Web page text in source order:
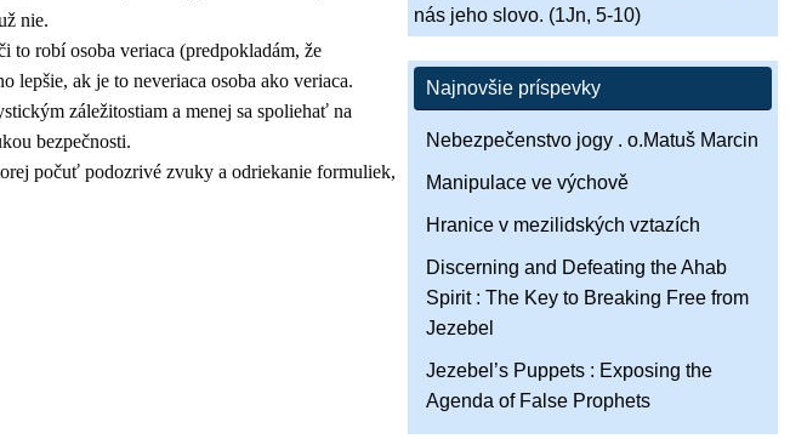
nie.
robí osoba veriaca (predpokladám, že
lepšie, ak je to neveriaca osoba ako veriaca.
záležitostiam a menej sa spoliehať na
bezpečnosti.
podozrivé zvuky a odriekanie formuliek,
nás jeho slovo. (1Jn, 5-10)
Najnovšie príspevky
Nebezpečenstvo jogy . o.Matuš Marcin
Manipulace ve výchově
Hranice v mezilidských vztazích
Discerning and Defeating the Ahab
Spirit : The Key to Breaking Free from
Jezebel
Jezebel’s Puppets : Exposing the
Agenda of False Prophets